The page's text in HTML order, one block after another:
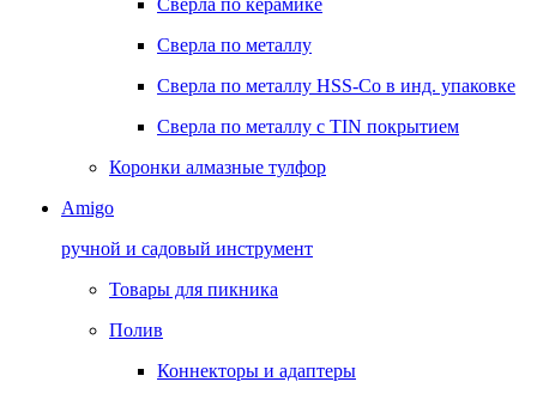
Сверла по керамике
Сверла по металлу
Сверла по металлу HSS-Co в инд. упаковке
Сверла по металлу с TIN покрытием
Коронки алмазные тулфор
Amigo
ручной и садовый инструмент
Товары для пикника
Полив
Коннекторы и адаптеры